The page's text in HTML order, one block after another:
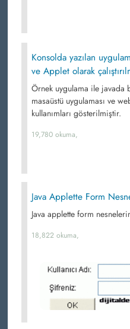
Konsolda yazılan
ve Applet olarak
Örnek uygulama ile
masaüstü uygulaması ve
kullanımları gösterilmiştir.
19,780 okuma,
Java Applette Form
Java applette form
18,822 okuma,